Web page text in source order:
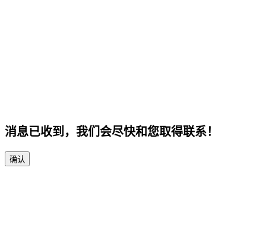
消息已收到，我们会尽快和您取得联系！
确认